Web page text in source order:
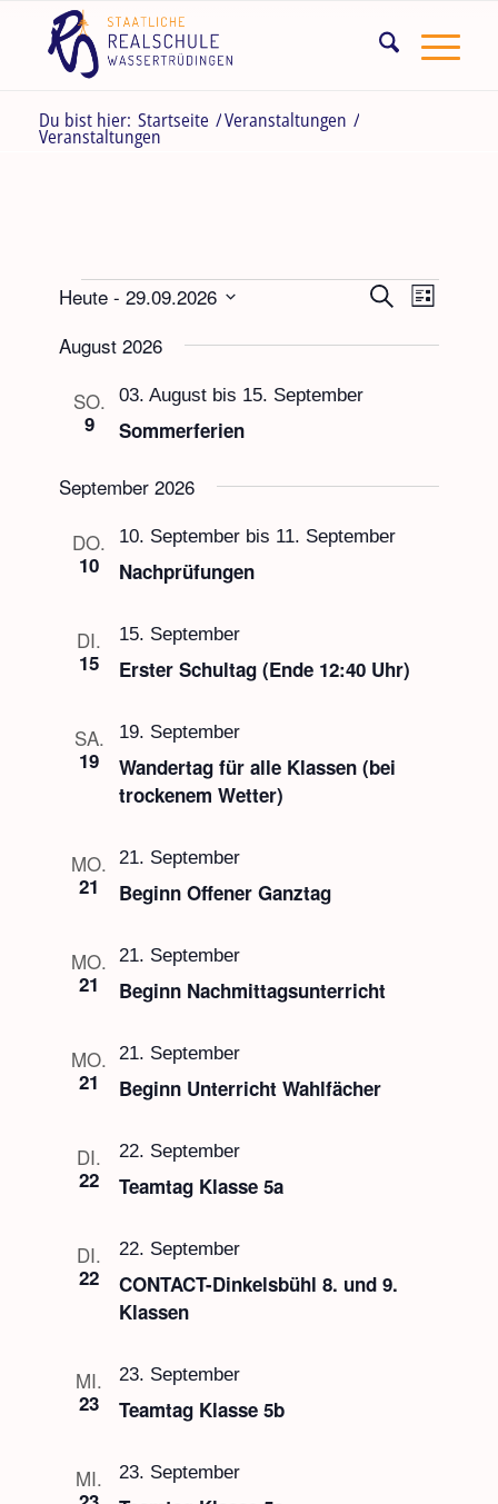
Du bist hier: Startseite /Veranstaltungen /
Veranstaltungen
Veranstaltungen
Suche
Ansichten,
Suche Liste
Heute - 29.09.2026
wählen.
August 2026
SO.
9 Sommerferien
03. August bis 15. September
September 2026
DO.
10 Nachprüfungen
10. September bis 11. September
DI.
15 Erster Schultag (Ende 12:40 Uhr)
15. September
SA.
19
Wandertag für alle Klassen (bei
trockenem Wetter)
19. September
MO.
21 Beginn Offener Ganztag
21. September
MO.
21 Beginn Nachmittagsunterricht
21. September
MO.
21 Beginn Unterricht Wahlfächer
21. September
DI.
22 Teamtag Klasse 5a
22. September
DI.
22
CONTACT-Dinkelsbühl 8. und 9.
Klassen
22. September
MI.
23 Teamtag Klasse 5b
23. September
MI. 23. September